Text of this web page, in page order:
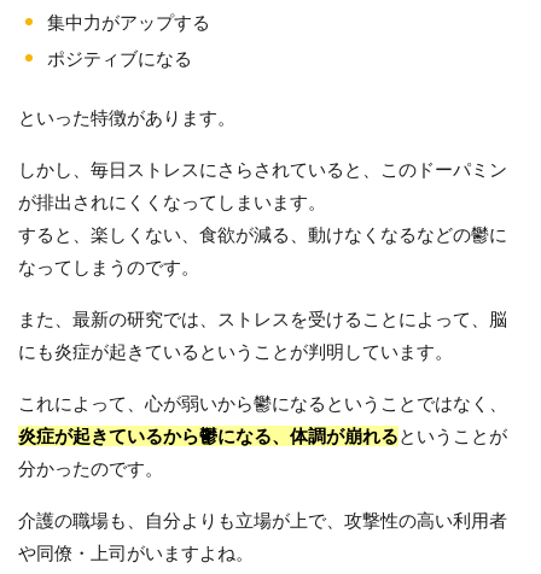
集中力がアップする
ポジティブになる
といった特徴があります。
しかし、毎日ストレスにさらされていると、このドーパミン
が排出されにくくなってしまいます。
すると、楽しくない、食欲が減る、動けなくなるなどの鬱に
なってしまうのです。
また、最新の研究では、ストレスを受けることによって、脳
にも炎症が起きているということが判明しています。
これによって、心が弱いから鬱になるということではなく、
炎症が起きているから鬱になる、体調が崩れるということが
分かったのです。
介護の職場も、自分よりも立場が上で、攻撃性の高い利用者
や同僚・上司がいますよね。